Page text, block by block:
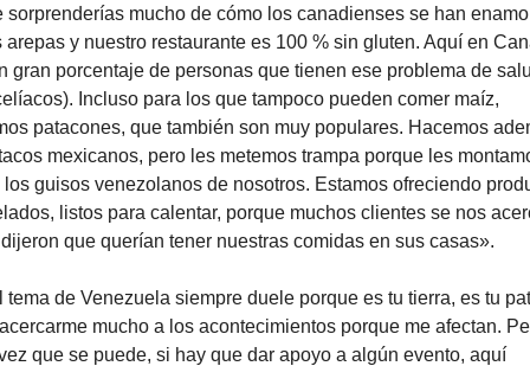
sorprenderías mucho de cómo los canadienses se han
arepas y nuestro restaurante es 100 % sin gluten. Aquí en
gran porcentaje de personas que tienen ese problema de
Incluso para los que tampoco pueden comer maíz,
patacones, que también son muy populares. Hacemos
mexicanos, pero les metemos trampa porque les
los guisos venezolanos de nosotros. Estamos ofreciendo
listos para calentar, porque muchos clientes se nos
que querían tener nuestras comidas en sus casas».
de Venezuela siempre duele porque es tu tierra, es tu
mucho a los acontecimientos porque me afectan.
que se puede, si hay que dar apoyo a algún evento, aquí